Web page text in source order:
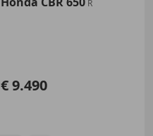
R
€ 9.490